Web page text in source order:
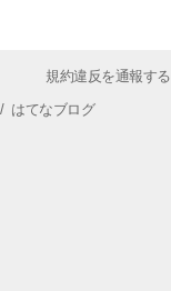
規約違反を通報する
はてなブログ